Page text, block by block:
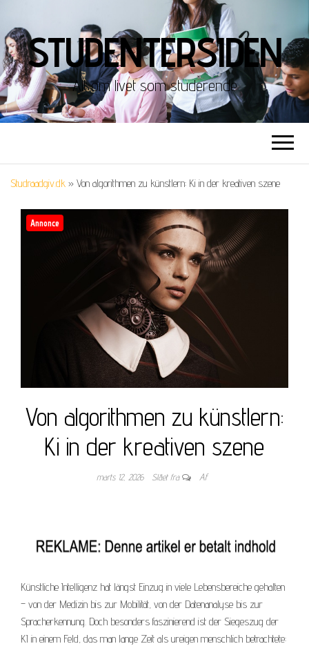
STUDENTERSIDEN
Alt om livet som studerende
Studraadgiv.dk » Von algorithmen zu künstlern: Ki in der kreativen szene
Annonce
Von algorithmen zu künstlern:
Ki in der kreativen szene
marts 12, 2026 Slået fra Af
Künstliche Intelligenz hat längst Einzug in viele Lebensbereiche gehalten
– von der Medizin bis zur Mobilität, von der Datenanalyse bis zur
Spracherkennung. Doch besonders faszinierend ist der Siegeszug der
KI in einem Feld, das man lange Zeit als ureigen menschlich betrachtete: